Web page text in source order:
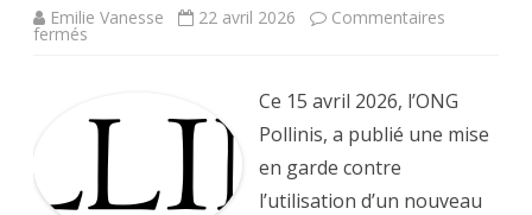
Emilie Vanesse 22 avril 2026 Commentaires
fermés
nouveau
pesticide
temporairement
autorisé
Belgique
Ce 15 avril 2026, l’ONG
Pollinis, a publié une mise
en garde contre
l’utilisation d’un nouveau